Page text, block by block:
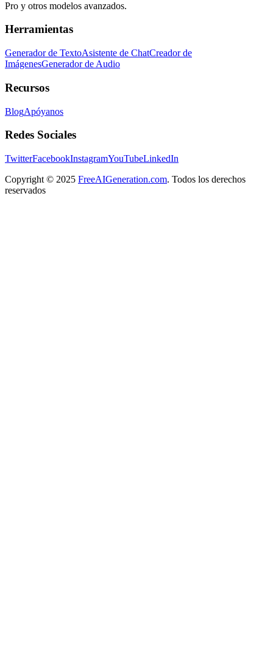
Pro y otros modelos avanzados.
Herramientas
Generador de TextoAsistente de ChatCreador de
ImágenesGenerador de Audio
Recursos
BlogApóyanos
Redes Sociales
TwitterFacebookInstagramYouTubeLinkedIn
Copyright © 2025 FreeAIGeneration.com. Todos los derechos
reservados